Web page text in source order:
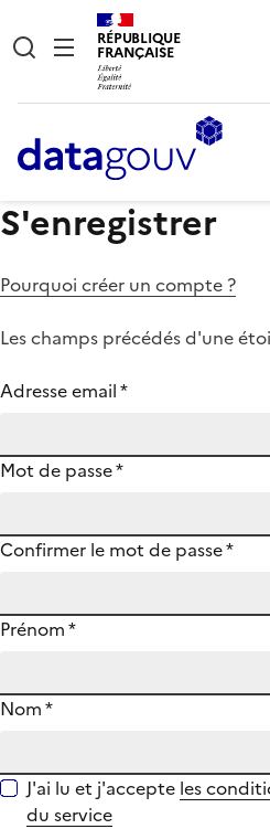
RÉPUBLIQUE
FRANÇAISE
S'enregistrer
Pourquoi créer un compte ?
Les champs précédés d'une
Adresse email*
Mot de passe*
Confirmer le mot de passe*
Prénom*
Nom*
J'ai lu et j'accepte les
du service